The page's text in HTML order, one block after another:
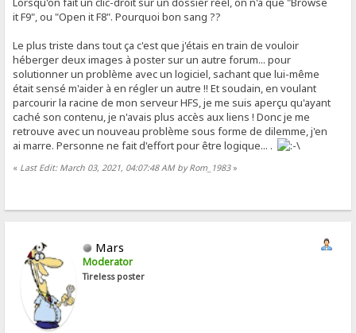
it F9", ou "Open it F8". Pourquoi bon sang ??
Le plus triste dans tout ça c'est que j'étais en train de vouloir
héberger deux images à poster sur un autre forum... pour
solutionner un problème avec un logiciel, sachant que lui-même
était sensé m'aider à en régler un autre !! Et soudain, en voulant
parcourir la racine de mon serveur HFS, je me suis aperçu qu'ayant
caché son contenu, je n'avais plus accès aux liens ! Donc je me
retrouve avec un nouveau problème sous forme de dilemme, j'en
ai marre. Personne ne fait d'effort pour être logique... .
« Last Edit: March 03, 2021, 04:07:48 AM by Rom_1983»
Mars
Moderator
Tireless poster